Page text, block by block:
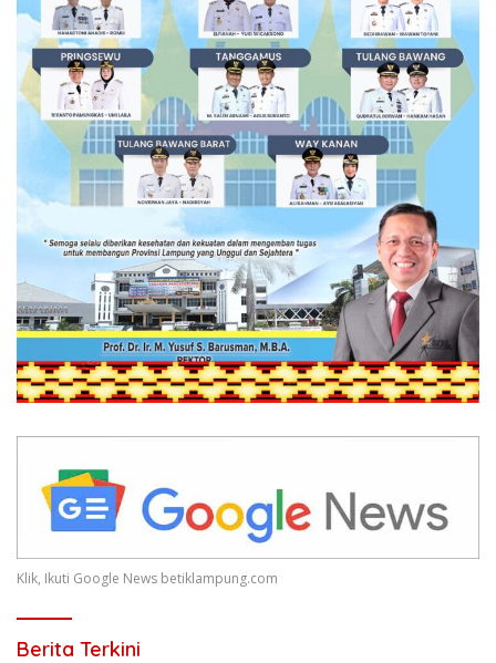
Klik, Ikuti Google News betiklampung.com
Berita Terkini